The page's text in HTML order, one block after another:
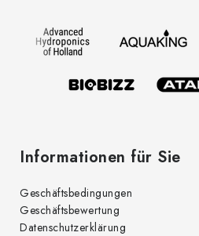
Informationen für Sie
Geschäftsbedingungen
Geschäftsbewertung
Datenschutzerklärung